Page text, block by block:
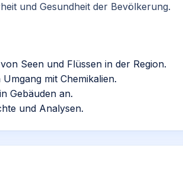
und Gesundheit der Bevölkerung.
Seen und Flüssen in der Region.
mit Chemikalien.
Gebäuden an.
und Analysen.